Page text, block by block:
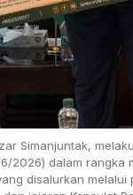
Simanjuntak,
2026) dalam rangka
disalurkan